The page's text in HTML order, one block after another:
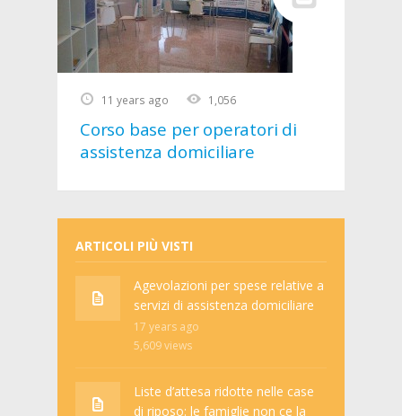
11 years ago 1,056
Corso base per operatori di
assistenza domiciliare
ARTICOLI PIÙ VISTI
Agevolazioni per spese relative a
servizi di assistenza domiciliare
17 years ago
5,609views
Liste d’attesa ridotte nelle case
di riposo: le famiglie non ce la